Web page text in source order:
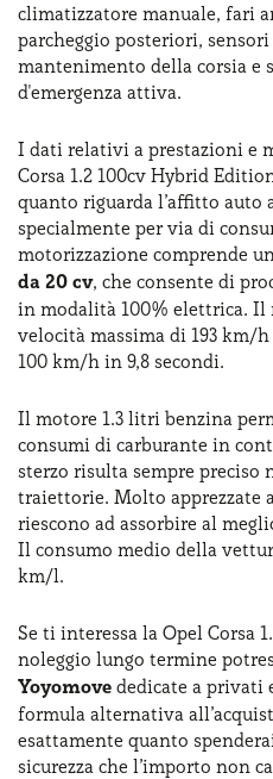
climatizzatore manuale, fari
parcheggio posteriori,
mantenimento della corsia e
d'emergenza attiva.
I dati relativi a prestazioni e
Corsa 1.2 100cv Hybrid
quanto riguarda l’affitto auto
specialmente per via di
motorizzazione comprende
da 20 cv, che consente di
in modalità 100% elettrica. Il
velocità massima di 193 km/h
100 km/h in 9,8 secondi.
Il motore 1.3 litri benzina
consumi di carburante in
sterzo risulta sempre preciso
traiettorie. Molto apprezzate
riescono ad assorbire al
Il consumo medio della
km/l.
Se ti interessa la Opel Corsa
noleggio lungo termine
Yoyomove dedicate a privati
formula alternativa
esattamente quanto
sicurezza che l’importo non